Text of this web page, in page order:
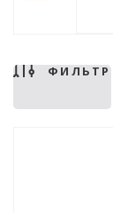
ФИЛЬТР